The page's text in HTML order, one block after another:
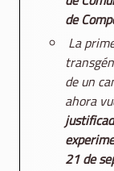
de
La
de un
ahora
21 de